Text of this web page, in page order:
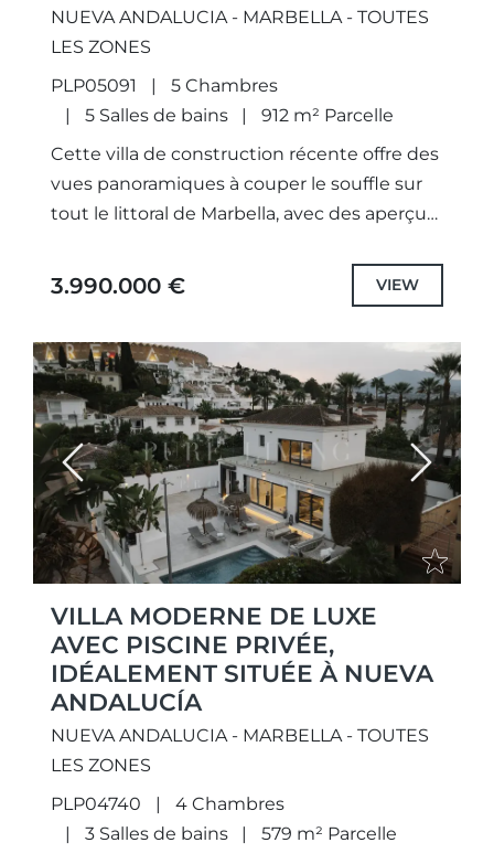
NUEVA ANDALUCIA - MARBELLA - TOUTES
LES ZONES
PLP05091
5 Chambres
5 Salles de bains
912 m² Parcelle
Cette villa de construction récente offre des
vues panoramiques à couper le souffle sur
tout le littoral de Marbella, avec des aperçus
montagne de La...
3.990.000 € VIEW
Previous Next
VILLA MODERNE DE LUXE
AVEC PISCINE PRIVÉE,
IDÉALEMENT SITUÉE À NUEVA
ANDALUCÍA
NUEVA ANDALUCIA - MARBELLA - TOUTES
LES ZONES
PLP04740
4 Chambres
3 Salles de bains
579 m² Parcelle